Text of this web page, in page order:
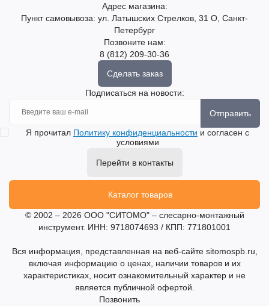
Адрес магазина:
Пункт самовывоза: ул. Латышских Стрелков, 31 О, Санкт-
Петербург
Позвоните нам:
8 (812) 209-30-36
Сделать заказ
Подписаться на новости:
Отправить
Я прочитал Политику конфиденциальности и согласен с
условиями
Перейти в контакты
Каталог товаров
© 2002 – 2026 ООО "СИТОМО" – слесарно-монтажный
инструмент. ИНН: 9718074693 / КПП: 771801001
Вся информация, представленная на веб-сайте sitomospb.ru,
включая информацию о ценах, наличии товаров и их
характеристиках, носит ознакомительный характер и не
является публичной офертой.
Позвонить